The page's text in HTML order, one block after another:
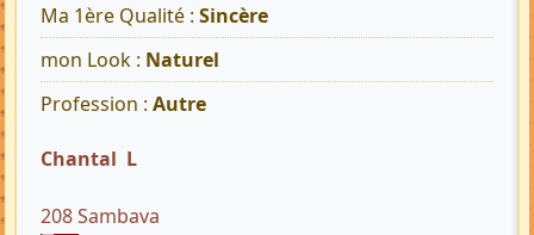
Ma 1ère Qualité : Sincère
mon Look : Naturel
Profession : Autre
Chantal L
208 Sambava